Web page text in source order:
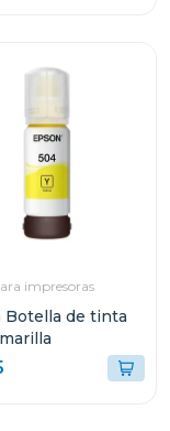
impresoras
Botella de tinta